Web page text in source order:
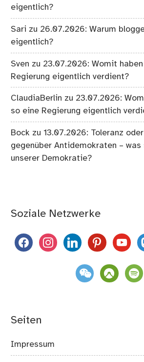
eigentlich?
Sari zu 26.07.2026: Warum
eigentlich?
Sven zu 23.07.2026: Womit
Regierung eigentlich verdient?
ClaudiaBerlin zu 23.07.2026:
so eine Regierung eigentlich
Bock zu13.07.2026: Toleranz
gegenüber Antidemokraten –
unserer Demokratie?
Soziale Netzwerke
facebookinstagramlinkedinpinterestyoutube
weixin komoot
Seiten
Impressum